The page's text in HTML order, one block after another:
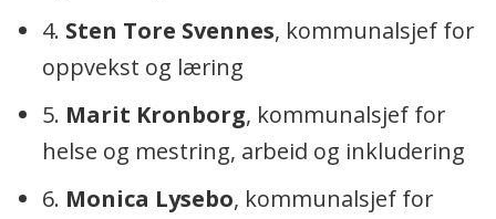
4. Sten Tore Svennes, kommunalsjef for
oppvekst og læring
5. Marit Kronborg, kommunalsjef for
helse og mestring, arbeid og inkludering
6. Monica Lysebo, kommunalsjef for